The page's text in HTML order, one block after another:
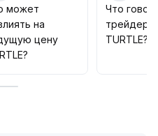
ликвидности
может
на
цену
Что
трейдеры
TURTLE?